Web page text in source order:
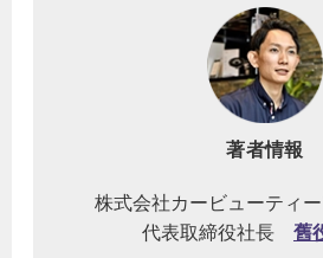
著者情報
株式会社カービューティ
代表取締役社長 舊